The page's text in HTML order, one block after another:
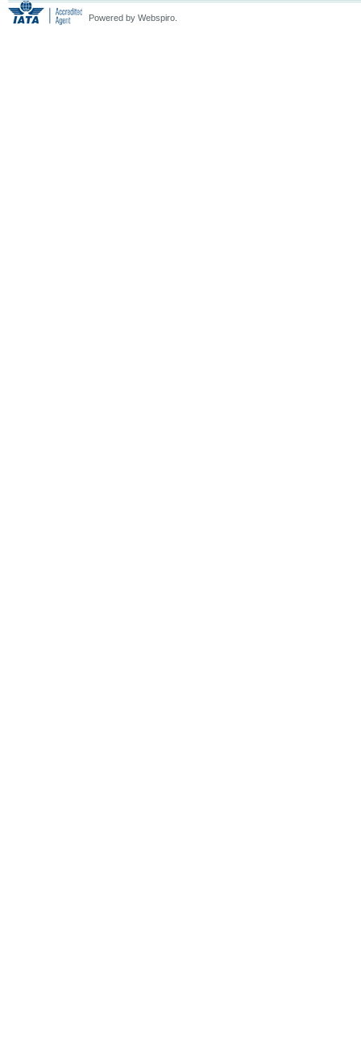
Powered by Webspiro.